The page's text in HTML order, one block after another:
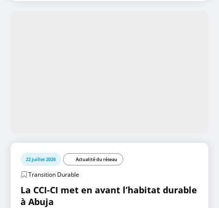
22 juillet 2026 Actualité du réseau
Transition Durable
La CCI-CI met en avant l’habitat durable
à Abuja